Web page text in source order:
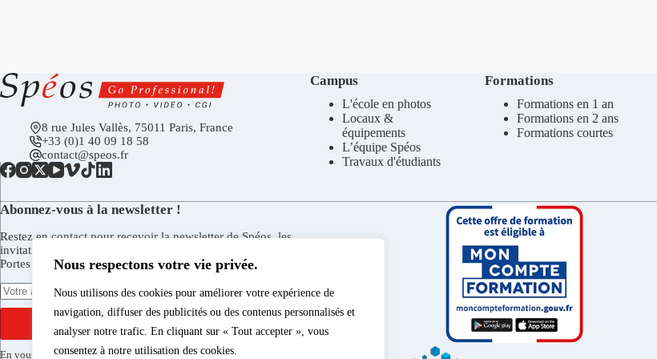
Nous respectons votre vie privée.
Nous utilisons des cookies pour améliorer votre expérience de
navigation, diffuser des publicités ou des contenus personnalisés et
analyser notre trafic. En cliquant sur « Tout accepter », vous
consentez à notre utilisation des cookies.
8 rue Jules Vallès, 75011 Paris, France
+33 (0)1 40 09 18 58
contact@speos.fr
Campus
L'école en photos
Locaux &
équipements
L’équipe Spéos
Travaux d'étudiants
Formations
Formations en 1 an
Formations en 2 ans
Formations courtes
Abonnez-vous à la newsletter !
Restez en contact pour recevoir la newsletter de Spéos, les
invitations aux vernissages de la Galerie Spéos, aux Journées
Portes Ouvertes, et plus encore.
S'INSCRIRE
En vous inscrivant vous acceptez de recevoir la newsletter de Spéos par